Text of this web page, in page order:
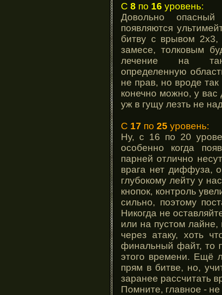
С 8 по 16 уровень:
Довольно
появляются
битву с врывом 2х3,
замесе, толковым
лечение на
определенную
не прав, но вроде
конечно можно, у
уж в гущу лезть не
С 17 по 25 уровень:
Ну, с 16 по 20
особенно когда
парней отлично
врага нет диффуза,
глубокому лейту у
кнопок, контроль
сильно, поэтому
Никогда не
или на пустом лайне,
через атаку, хоть
финальный файт, то
этого времени. Ещё
прям в битве, но,
заранее рассчитать
Помните, главное - не